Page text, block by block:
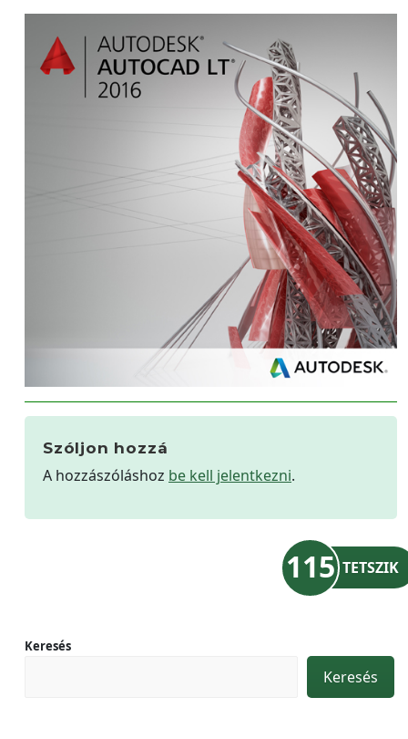
Szóljon hozzá
A hozzászóláshoz be kell jelentkezni.
115 TETSZIK
Keresés
Keresés